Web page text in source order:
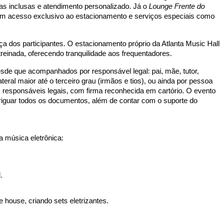
inclusas e atendimento personalizado. Já o Lounge Frente do
acesso exclusivo ao estacionamento e serviços especiais como
dos participantes. O estacionamento próprio da Atlanta Music Hall
oferecendo tranquilidade aos frequentadores.
que acompanhados por responsável legal: pai, mãe, tutor,
maior até o terceiro grau (irmãos e tios), ou ainda por pessoa
legais, com firma reconhecida em cartório. O evento
todos os documentos, além de contar com o suporte do
música eletrônica:
house, criando sets eletrizantes.